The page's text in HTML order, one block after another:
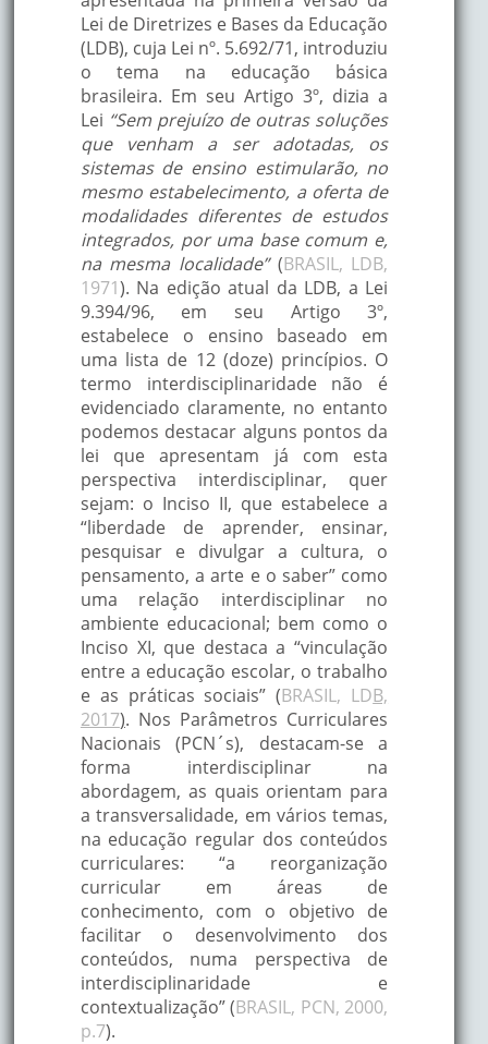
Lei de Diretrizes e Bases da Educação
(LDB), cuja Lei nº. 5.692/71, introduziu
o tema na educação básica
brasileira. Em seu Artigo 3º, dizia a
Lei “Sem prejuízo de outras soluções
que venham a ser adotadas, os
sistemas de ensino estimularão, no
mesmo estabelecimento, a oferta de
modalidades diferentes de estudos
integrados, por uma base comum e,
na mesma localidade”(BRASIL, LDB,
1971). Na edição atual da LDB, a Lei
9.394/96, em seu Artigo 3º,
estabelece o ensino baseado em
uma lista de 12 (doze) princípios. O
termo interdisciplinaridade não é
evidenciado claramente, no entanto
podemos destacar alguns pontos da
lei que apresentam já com esta
perspectiva interdisciplinar, quer
sejam: o Inciso II, que estabelece a
“liberdade de aprender, ensinar,
pesquisar e divulgar a cultura, o
pensamento, a arte e o saber” como
uma relação interdisciplinar no
ambiente educacional; bem como o
Inciso XI, que destaca a “vinculação
entre a educação escolar, o trabalho
e as práticas sociais” (BRASIL, LDB,
2017). Nos Parâmetros Curriculares
Nacionais (PCN´s), destacam-se a
forma interdisciplinar na
abordagem, as quais orientam para
a transversalidade, em vários temas,
na educação regular dos conteúdos
curriculares: “a reorganização
curricular em áreas de
conhecimento, com o objetivo de
facilitar o desenvolvimento dos
conteúdos, numa perspectiva de
interdisciplinaridade e
contextualização” (BRASIL, PCN, 2000,
p.7).